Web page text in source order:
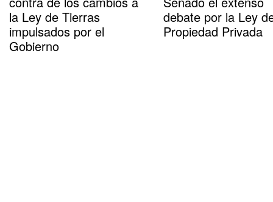
la Ley de Tierras
impulsados por el
Gobierno
debate por la Ley
Propiedad Privada